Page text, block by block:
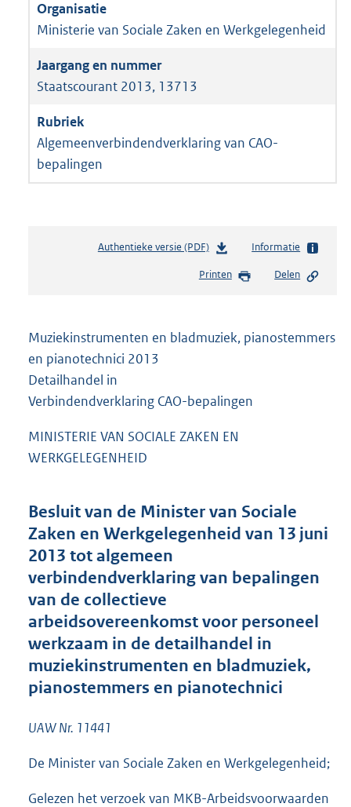
Ministerie van Sociale Zaken en Werkgelegenheid
Staatscourant 2013, 13713
Algemeenverbindendverklaring van CAO-
bepalingen
Authentieke versie (PDF)b
s
d
t
1
,
2
b
Informatie
Printen Delen
Muziekinstrumenten en bladmuziek, pianostemmers
en pianotechnici 2013
Detailhandel in
Verbindendverklaring CAO-bepalingen
MINISTERIE VAN SOCIALE ZAKEN EN
WERKGELEGENHEID
Besluit van de Minister van Sociale
Zaken en Werkgelegenheid van 13 juni
2013 tot algemeen
verbindendverklaring van bepalingen
van de collectieve
arbeidsovereenkomst voor personeel
werkzaam in de detailhandel in
muziekinstrumenten en bladmuziek,
pianostemmers en pianotechnici
UAW Nr. 11441
De Minister van Sociale Zaken en Werkgelegenheid;
Gelezen het verzoek van MKB-Arbeidsvoorwaarden